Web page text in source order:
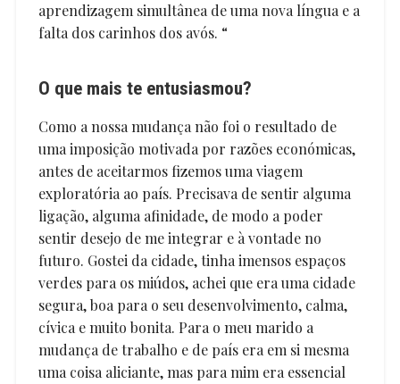
aprendizagem simultânea de uma nova língua e a
falta dos carinhos dos avós. “
O que mais te entusiasmou?
Como a nossa mudança não foi o resultado de
uma imposição motivada por razões económicas,
antes de aceitarmos fizemos uma viagem
exploratória ao país. Precisava de sentir alguma
ligação, alguma afinidade, de modo a poder
sentir desejo de me integrar e à vontade no
futuro. Gostei da cidade, tinha imensos espaços
verdes para os miúdos, achei que era uma cidade
segura, boa para o seu desenvolvimento, calma,
cívica e muito bonita. Para o meu marido a
mudança de trabalho e de país era em si mesma
uma coisa aliciante, mas para mim era essencial